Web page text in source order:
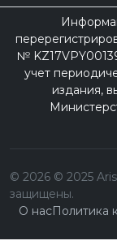
№
учет
издания,
© 2026 © 2025
защищены.
О насПолитика